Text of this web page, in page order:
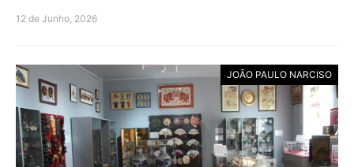
12 de Junho, 2026
JOÃO PAULO NARCISO